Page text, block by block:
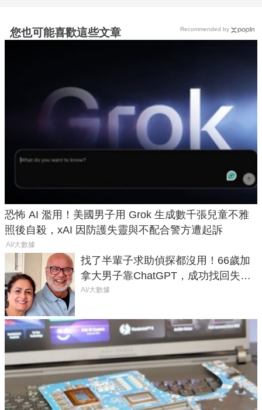
您也可能喜歡這些文章
恐怖 AI 濫用！美國男子用 Grok 生成數千張兒童不雅
照後自殺，xAI 因防護失靈與不配合警方遭起訴
AI/大數據
找了半輩子求助偵探都沒用！66歲加
拿大男子靠ChatGPT，成功找回失散
50年家人
AI/大數據
Recommended by